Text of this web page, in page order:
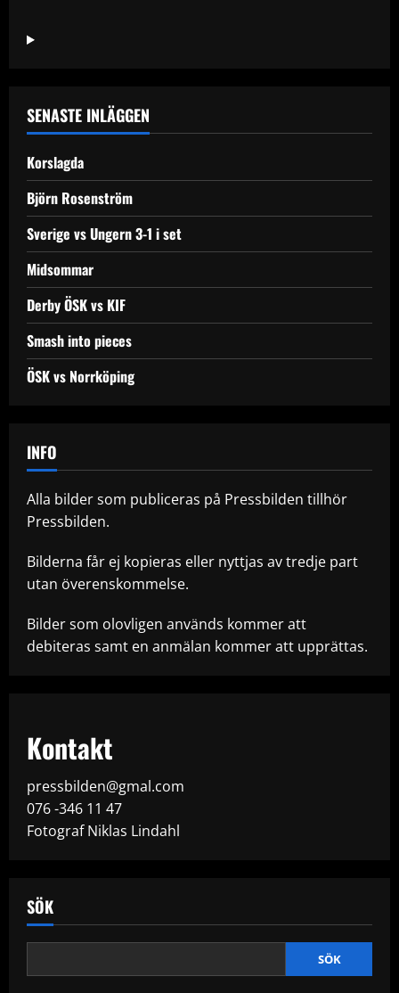
SENASTE INLÄGGEN
Korslagda
Björn Rosenström
Sverige vs Ungern 3-1 i set
Midsommar
Derby ÖSK vs KIF
Smash into pieces
ÖSK vs Norrköping
INFO
Alla bilder som publiceras på Pressbilden tillhör
Pressbilden.
Bilderna får ej kopieras eller nyttjas av tredje part
utan överenskommelse.
Bilder som olovligen används kommer att
debiteras samt en anmälan kommer att upprättas.
Kontakt
pressbilden@gmal.com
076 -346 11 47
Fotograf Niklas Lindahl
SÖK
SÖK